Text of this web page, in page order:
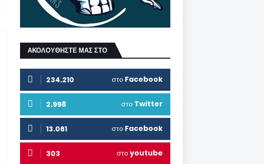
ΑΚΟΛΟΥΘΗΣΤΕ ΜΑΣ ΣΤΟ
234.210 στο Facebook
2.998 στο Twitter
13.061 στο Facebook
303 στοyoutube